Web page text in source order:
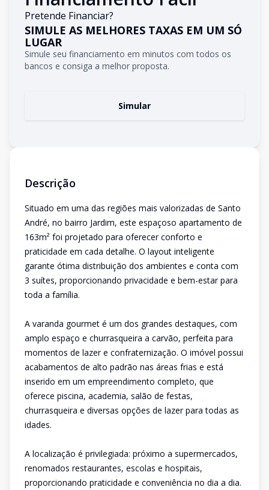
Pretende Financiar?
SIMULE AS MELHORES TAXAS EM UM SÓ
LUGAR
Simule seu financiamento em minutos com todos os
bancos e consiga a melhor proposta.
Simular
Descrição
Situado em uma das regiões mais valorizadas de Santo
André, no bairro Jardim, este espaçoso apartamento de
163m² foi projetado para oferecer conforto e
praticidade em cada detalhe. O layout inteligente
garante ótima distribuição dos ambientes e conta com
3 suítes, proporcionando privacidade e bem-estar para
toda a família.
A varanda gourmet é um dos grandes destaques, com
amplo espaço e churrasqueira a carvão, perfeita para
momentos de lazer e confraternização. O imóvel possui
acabamentos de alto padrão nas áreas frias e está
inserido em um empreendimento completo, que
oferece piscina, academia, salão de festas,
churrasqueira e diversas opções de lazer para todas as
idades.
A localização é privilegiada: próximo a supermercados,
renomados restaurantes, escolas e hospitais,
proporcionando praticidade e conveniência no dia a dia.